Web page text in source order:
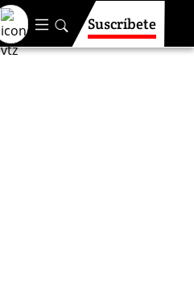
Suscríbete